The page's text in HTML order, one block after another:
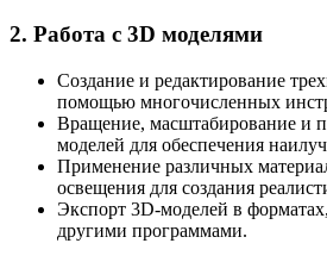
2. Работа с 3D моделями
Создание и редактирование
помощью многочисленных
Вращение, масштабирование и
моделей для обеспечения
Применение различных
освещения для создания
Экспорт 3D-моделей в
другими программами.